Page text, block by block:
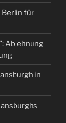
Berlin für
Ablehnung
in